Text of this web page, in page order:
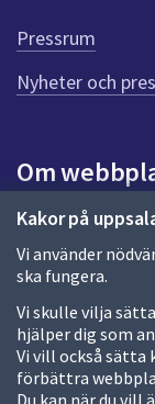
Kakor på
Vi använder
ska fungera.
Vi skulle vilja
hjälper dig som
Vi vill också sätta
förbättra
Du kan när du vill
e
n
n
a
d
a
Pressrum
Nyheter och
Om
Om webbplatsen
Allmänna
Behandling av
Kakor
Språk (other